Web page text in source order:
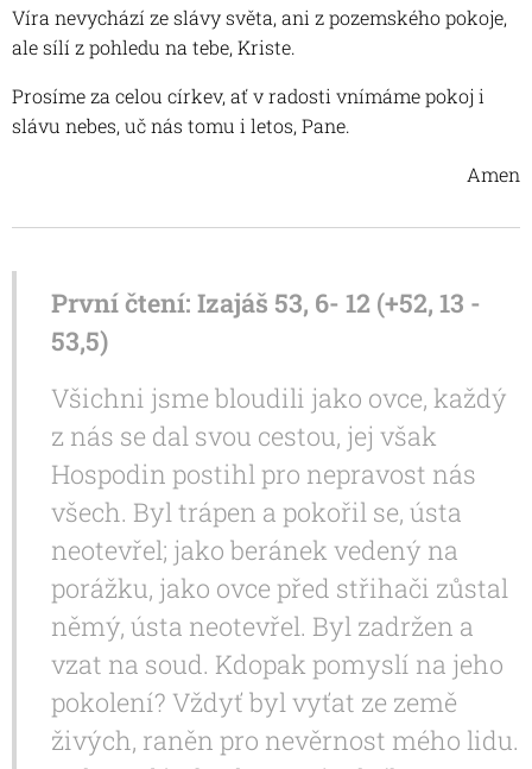
Víra nevychází ze slávy světa, ani z pozemského pokoje,
ale sílí z pohledu na tebe, Kriste.
Prosíme za celou církev, ať v radosti vnímáme pokoj i
slávu nebes, uč nás tomu i letos, Pane.
Amen
První čtení: Izajáš 53, 6- 12 (+52, 13 -
53,5)
Všichni jsme bloudili jako ovce, každý
z nás se dal svou cestou, jej však
Hospodin postihl pro nepravost nás
všech. Byl trápen a pokořil se, ústa
neotevřel; jako beránek vedený na
porážku, jako ovce před střihači zůstal
němý, ústa neotevřel. Byl zadržen a
vzat na soud. Kdopak pomyslí na jeho
pokolení? Vždyť byl vyťat ze země
živých, raněn pro nevěrnost mého lidu.